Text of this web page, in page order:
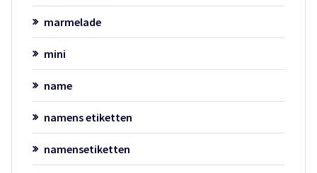
marmelade
mini
name
namens etiketten
namensetiketten